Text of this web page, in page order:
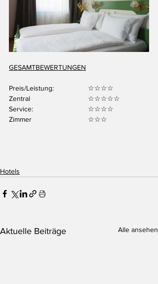
GESAMTBEWERTUNGEN
Preis/Leistung:		☆☆☆☆
Zentral 			☆☆☆☆☆
Service:			☆☆☆☆
Zimmer 			☆☆☆
Hotels
Aktuelle Beiträge Alle ansehen